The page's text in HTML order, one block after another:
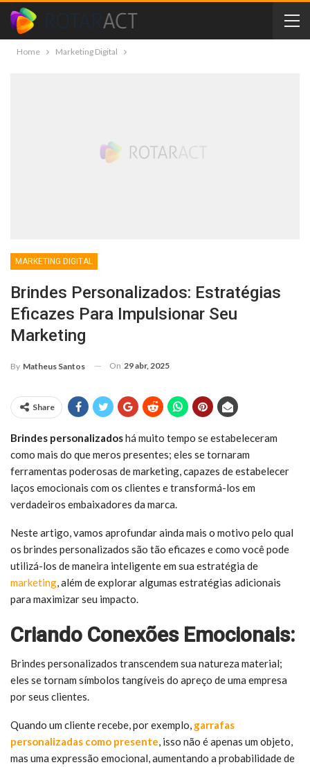
Home Marketing Digital
MARKETING DIGITAL
Brindes Personalizados: Estratégias
Eficazes Para Impulsionar Seu
Marketing
By Matheus Santos On 29 abr, 2025
Share
Brindes personalizadoshá muito tempo se estabeleceram
como mais do que meros presentes; eles se tornaram
ferramentas poderosas de marketing, capazes de estabelecer
laços emocionais com os clientes e transformá-los em
verdadeiros embaixadores da marca.
Neste artigo, vamos aprofundar ainda mais o motivo pelo qual
os brindes personalizados são tão eficazes e como você pode
utilizá-los de maneira inteligente em sua estratégia de
marketing, além de explorar algumas estratégias adicionais
para maximizar seu impacto.
Criando Conexões Emocionais:
Brindes personalizados transcendem sua natureza material;
eles se tornam símbolos tangíveis do apreço de uma empresa
por seus clientes.
Quando um cliente recebe, por exemplo, garrafas
personalizadas como presente, isso não é apenas um objeto,
mas uma expressão emocional, aumentando a probabilidade de